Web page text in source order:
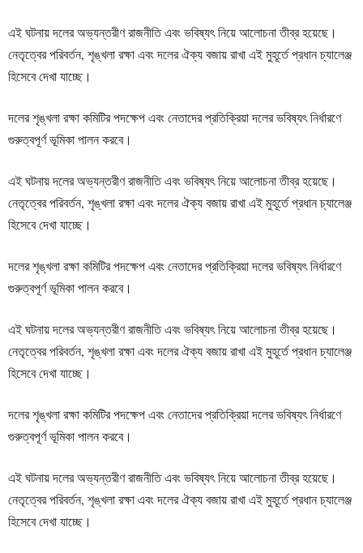
এই ঘটনায় দলের অভ্যন্তরীণ রাজনীতি এবং ভবিষ্যৎ নিয়ে আলোচনা তীব্র হয়েছে।
নেতৃত্বের পরিবর্তন, শৃঙ্খলা রক্ষা এবং দলের ঐক্য বজায় রাখা এই মুহূর্তে প্রধান চ্যালেঞ্জ
হিসেবে দেখা যাচ্ছে।
দলের শৃঙ্খলা রক্ষা কমিটির পদক্ষেপ এবং নেতাদের প্রতিক্রিয়া দলের ভবিষ্যৎ নির্ধারণে
গুরুত্বপূর্ণ ভূমিকা পালন করবে।
এই ঘটনায় দলের অভ্যন্তরীণ রাজনীতি এবং ভবিষ্যৎ নিয়ে আলোচনা তীব্র হয়েছে।
নেতৃত্বের পরিবর্তন, শৃঙ্খলা রক্ষা এবং দলের ঐক্য বজায় রাখা এই মুহূর্তে প্রধান চ্যালেঞ্জ
হিসেবে দেখা যাচ্ছে।
দলের শৃঙ্খলা রক্ষা কমিটির পদক্ষেপ এবং নেতাদের প্রতিক্রিয়া দলের ভবিষ্যৎ নির্ধারণে
গুরুত্বপূর্ণ ভূমিকা পালন করবে।
এই ঘটনায় দলের অভ্যন্তরীণ রাজনীতি এবং ভবিষ্যৎ নিয়ে আলোচনা তীব্র হয়েছে।
নেতৃত্বের পরিবর্তন, শৃঙ্খলা রক্ষা এবং দলের ঐক্য বজায় রাখা এই মুহূর্তে প্রধান চ্যালেঞ্জ
হিসেবে দেখা যাচ্ছে।
দলের শৃঙ্খলা রক্ষা কমিটির পদক্ষেপ এবং নেতাদের প্রতিক্রিয়া দলের ভবিষ্যৎ নির্ধারণে
গুরুত্বপূর্ণ ভূমিকা পালন করবে।
এই ঘটনায় দলের অভ্যন্তরীণ রাজনীতি এবং ভবিষ্যৎ নিয়ে আলোচনা তীব্র হয়েছে।
নেতৃত্বের পরিবর্তন, শৃঙ্খলা রক্ষা এবং দলের ঐক্য বজায় রাখা এই মুহূর্তে প্রধান চ্যালেঞ্জ
হিসেবে দেখা যাচ্ছে।